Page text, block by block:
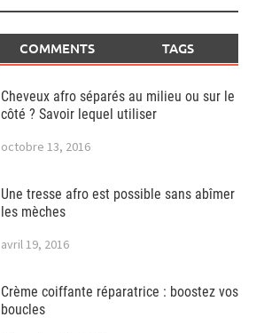
COMMENTS TAGS
Cheveux afro séparés au milieu ou sur le
côté ? Savoir lequel utiliser
octobre 13, 2016
Une tresse afro est possible sans abîmer
les mèches
avril 19, 2016
Crème coiffante réparatrice : boostez vos
boucles